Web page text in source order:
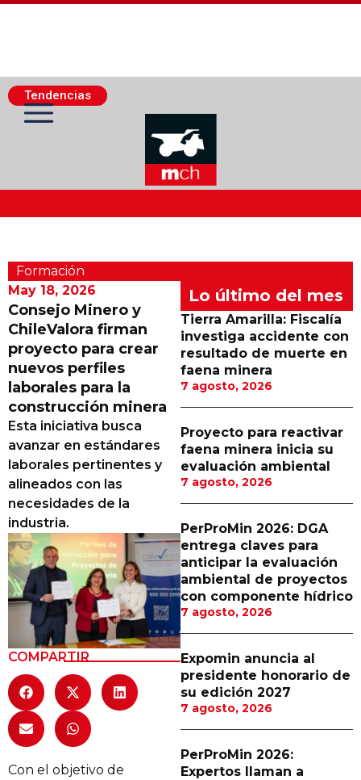
Tendencias
Actualidad Minera
Minería Superficie
Minerí­a Subterránea
Proveedores
Canal Digital
Columnas de Opinión
Designaciones
Calendario de Eventos
Revistas Digital
Siguenos
Formación
May 18, 2026
Consejo Minero y
ChileValora firman
proyecto para crear
nuevos perfiles
laborales para la
construcción minera
Esta iniciativa busca
avanzar en estándares
laborales pertinentes y
alineados con las
necesidades de la
industria.
COMPARTIR
Con el objetivo de
Lo último del mes
Tierra Amarilla: Fiscalía
investiga accidente con
resultado de muerte en
faena minera
7 agosto, 2026
Proyecto para reactivar
faena minera inicia su
evaluación ambiental
7 agosto, 2026
PerProMin 2026: DGA
entrega claves para
anticipar la evaluación
ambiental de proyectos
con componente hídrico
7 agosto, 2026
Expomin anuncia al
presidente honorario de
su edición 2027
7 agosto, 2026
PerProMin 2026:
Expertos llaman a